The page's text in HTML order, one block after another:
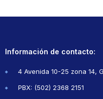
Información de contacto:
4 Avenida 10-25 zona 14,
PBX: (502) 2368 2151